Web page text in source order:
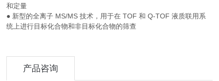
和定量
● 新型的全离子 MS/MS 技术，用于在 TOF 和 Q-TOF 液质联用系
统上进行目标化合物和非目标化合物的筛查
产品咨询